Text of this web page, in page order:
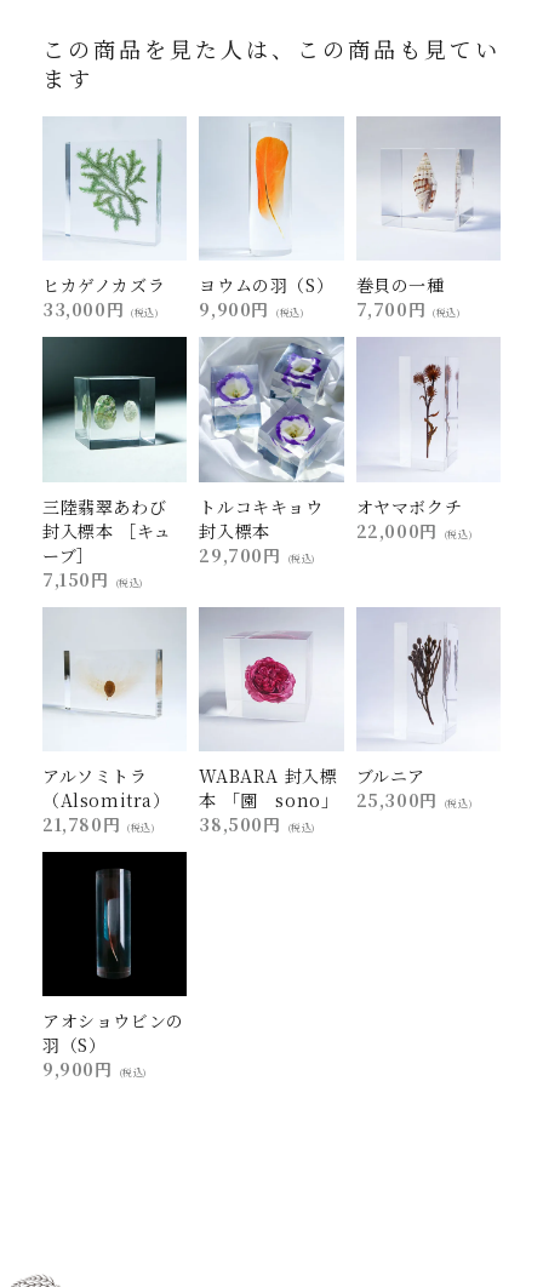
この商品を見た人は、この商品も見てい
ます
ヒカゲノカズラ
33,000円
(税込)
ヨウムの羽（S）
9,900円
(税込)
巻貝の一種
7,700円
(税込)
三陸翡翠あわび
封入標本 ［キュ
ーブ］
7,150円
(税込)
トルコキキョウ
封入標本
29,700円
(税込)
オヤマボクチ
22,000円
(税込)
アルソミトラ
（Alsomitra）
21,780円
(税込)
WABARA 封入標
本 「園 sono」
38,500円
(税込)
ブルニア
25,300円
(税込)
アオショウビンの
羽（S）
9,900円
(税込)